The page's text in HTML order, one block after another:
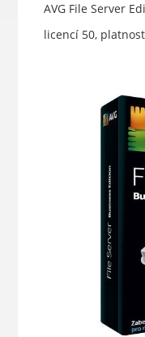
AVG File Server
licencí 50,